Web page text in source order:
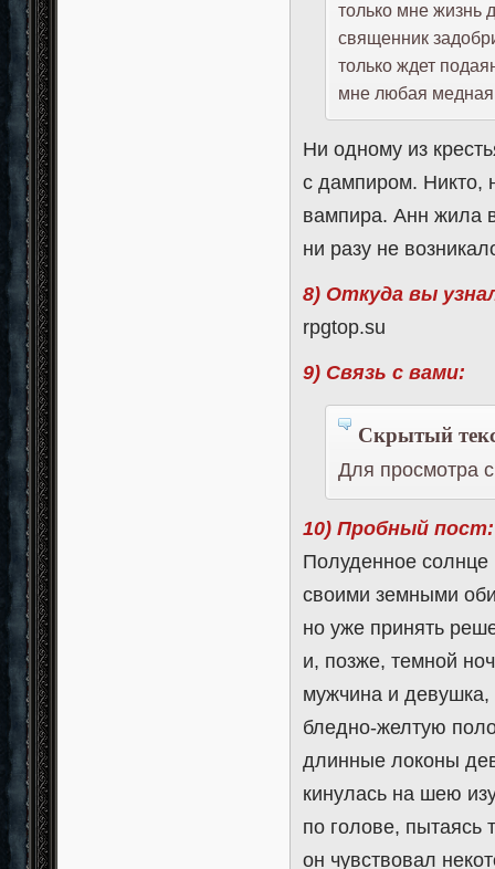
только мне жизнь
священник
только ждет
мне любая медная
Ни одному из
с дампиром. Никто,
вампира. Анн жила
ни разу не
8) Откуда вы
rpgtop.su
9) Связь с вами:
Скрытый
Для просмотра
10) Пробный пост:
Полуденное солнце
своими земными
но уже принять
и, позже, темной
мужчина и девушка,
бледно-желтую
длинные локоны
кинулась на шею
по голове, пытаясь
он чувствовал